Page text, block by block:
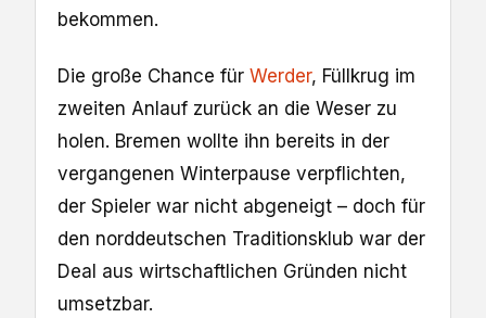
bekommen.
Die große Chance für Werder, Füllkrug im
zweiten Anlauf zurück an die Weser zu
holen. Bremen wollte ihn bereits in der
vergangenen Winterpause verpflichten,
der Spieler war nicht abgeneigt – doch für
den norddeutschen Traditionsklub war der
Deal aus wirtschaftlichen Gründen nicht
umsetzbar.